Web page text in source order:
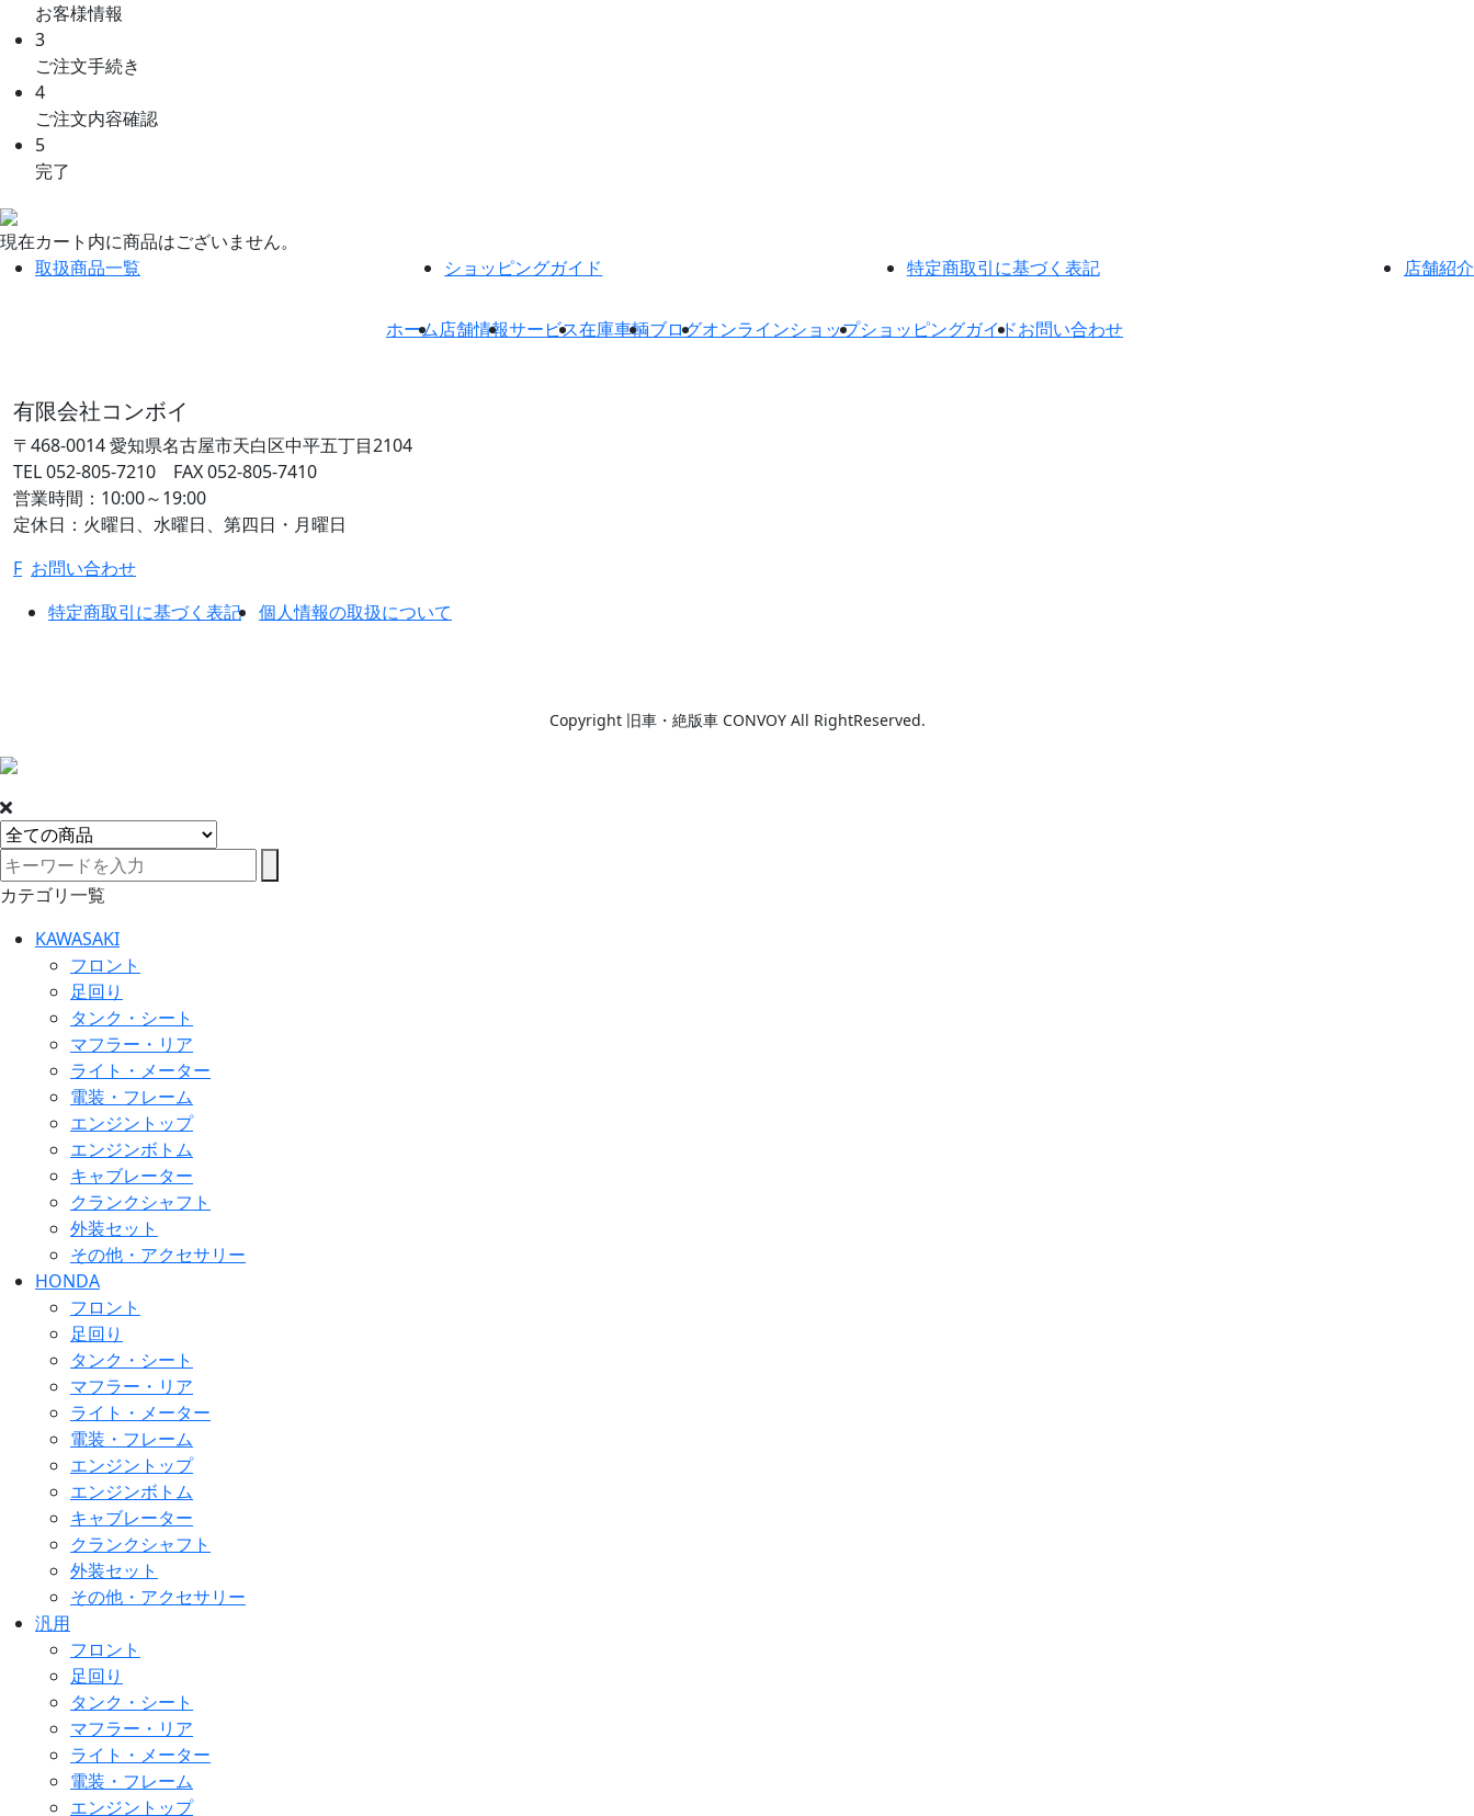
お客様情報
3
ご注文手続き
4
ご注文内容確認
5
完了
現在カート内に商品はございません。
取扱商品一覧
ショッピングガイド 特定商取引に基づく表記 店舗紹介
ホーム店舗情報サービス在庫車輌ブログオンラインショップショッピングガイドお問い合わせ
有限会社コンボイ
〒468-0014愛知県名古屋市天白区中平五丁目2104
TEL 052-805-7210 FAX 052-805-7410
営業時間：10:00～19:00
定休日：火曜日、水曜日、第四日・月曜日
F お問い合わせ
特定商取引に基づく表記
個人情報の取扱について
Copyright 旧車・絶版車 CONVOY All RightReserved.
カテゴリ一覧
KAWASAKI
フロント
足回り
タンク・シート
マフラー・リア
ライト・メーター
電装・フレーム
エンジントップ
エンジンボトム
キャブレーター
クランクシャフト
外装セット
その他・アクセサリー
HONDA
フロント
足回り
タンク・シート
マフラー・リア
ライト・メーター
電装・フレーム
エンジントップ
エンジンボトム
キャブレーター
クランクシャフト
外装セット
その他・アクセサリー
汎用
フロント
足回り
タンク・シート
マフラー・リア
ライト・メーター
電装・フレーム
エンジントップ